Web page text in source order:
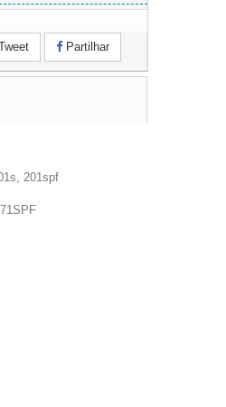
Partilhar
201spf